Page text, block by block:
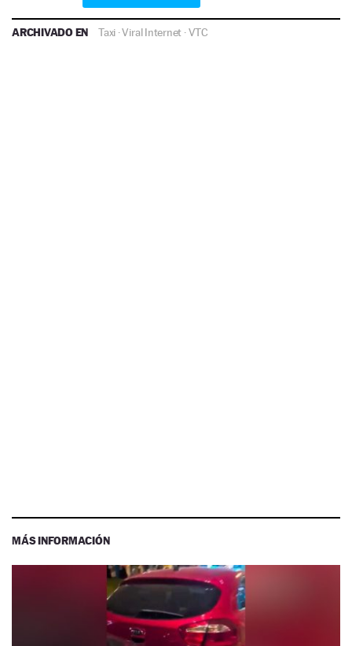
ARCHIVADO EN Taxi ·Viral Internet ·VTC
MÁS INFORMACIÓN